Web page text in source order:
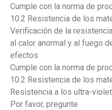
Cumple con la norma de
10.2 Resistencia de los
Verificación de la
al calor anormal y al fuego
efectos
Cumple con la norma de
10.2 Resistencia de los
Resistencia a los ultra-
Por favor, pregunte